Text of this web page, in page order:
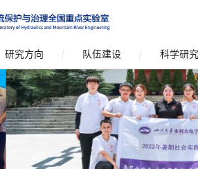
研究方向 队伍建设 科学研究